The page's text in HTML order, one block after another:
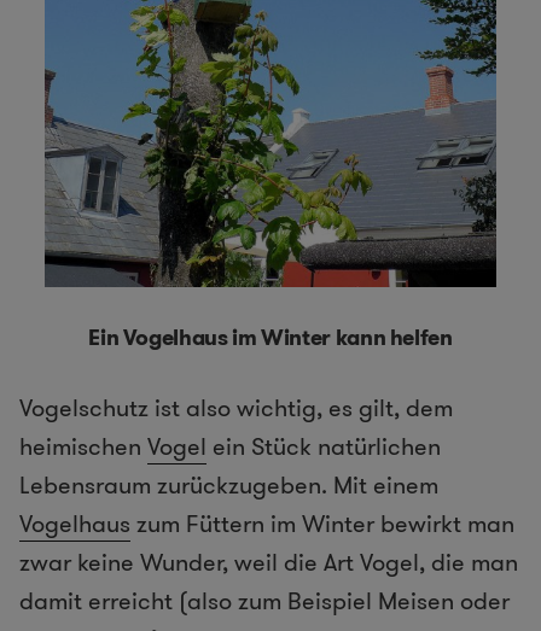
Ein Vogelhaus im Winter kann helfen
Vogelschutz ist also wichtig, es gilt, dem
heimischen Vogel ein Stück natürlichen
Lebensraum zurückzugeben. Mit einem
Vogelhaus zum Füttern im Winter bewirkt man
zwar keine Wunder, weil die Art Vogel, die man
damit erreicht (also zum Beispiel Meisen oder